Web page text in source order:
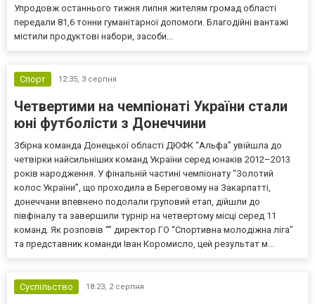
Упродовж останнього тижня липня жителям громад області
передали 81,6 тонни гуманітарної допомоги. Благодійні вантажі
містили продуктові набори, засоби...
Спорт 12:35, 3 серпня
Четвертими на чемпіонаті України стали
юні футболісти з Донеччини
Збірна команда Донецької області ДЮФК “Альфа” увійшла до
четвірки найсильніших команд України серед юнаків 2012–2013
років народження. У фінальній частині чемпіонату “Золотий
колос України”, що проходила в Береговому на Закарпатті,
донеччани впевнено подолали груповий етап, дійшли до
півфіналу та завершили турнір на четвертому місці серед 11
команд. Як розповів “” директор ГО “Спортивна молодіжна ліга”
та представник команди Іван Коромисло, цей результат м...
Суспільство 18:23, 2 серпня